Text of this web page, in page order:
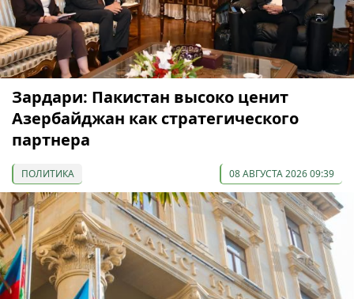
Зардари: Пакистан высоко ценит
Азербайджан как стратегического
партнера
ПОЛИТИКА 08 АВГУСТА 2026 09:39